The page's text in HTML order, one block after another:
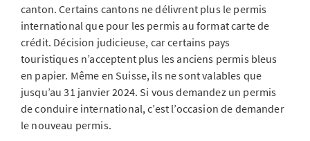
canton. Certains cantons ne délivrent plus le permis
international que pour les permis au format carte de
crédit. Décision judicieuse, car certains pays
touristiques n’acceptent plus les anciens permis bleus
en papier. Même en Suisse, ils ne sont valables que
jusqu’au 31 janvier 2024. Si vous demandez un permis
de conduire international, c’est l’occasion de demander
le nouveau permis.